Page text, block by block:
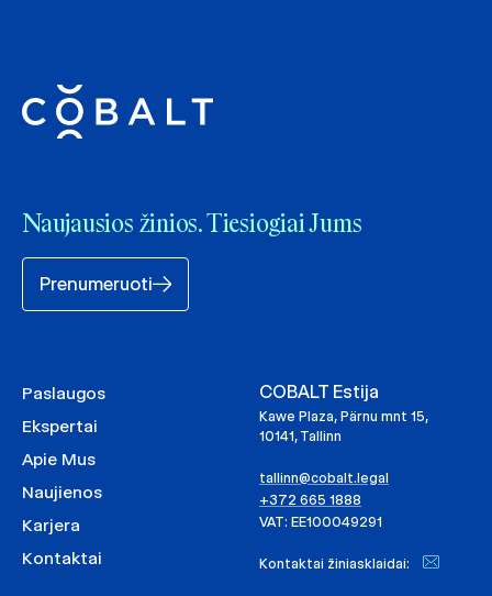
Naujausios žinios. Tiesiogiai Jums
Prenumeruoti
Paslaugos
Ekspertai
Apie Mus
Naujienos
Karjera
Kontaktai
COBALT Estija
Kawe Plaza, Pärnu mnt 15,
10141, Tallinn
tallinn@cobalt.legal
+372 665 1888
VAT: EE100049291
Kontaktai žiniasklaidai: